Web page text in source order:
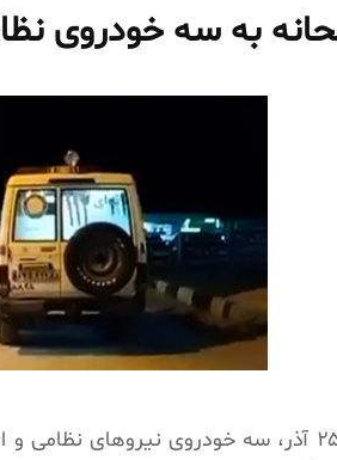
به سه خودروی
بامداد سه‌شنبه ۲۵ آذر، سه خودروی